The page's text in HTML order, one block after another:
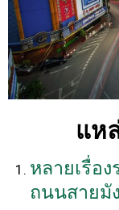
แห
หลายเรื่อง
ถนนสายมั